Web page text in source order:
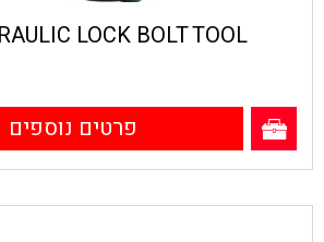
LOCK BOLT TOOL
פרטים נוספים